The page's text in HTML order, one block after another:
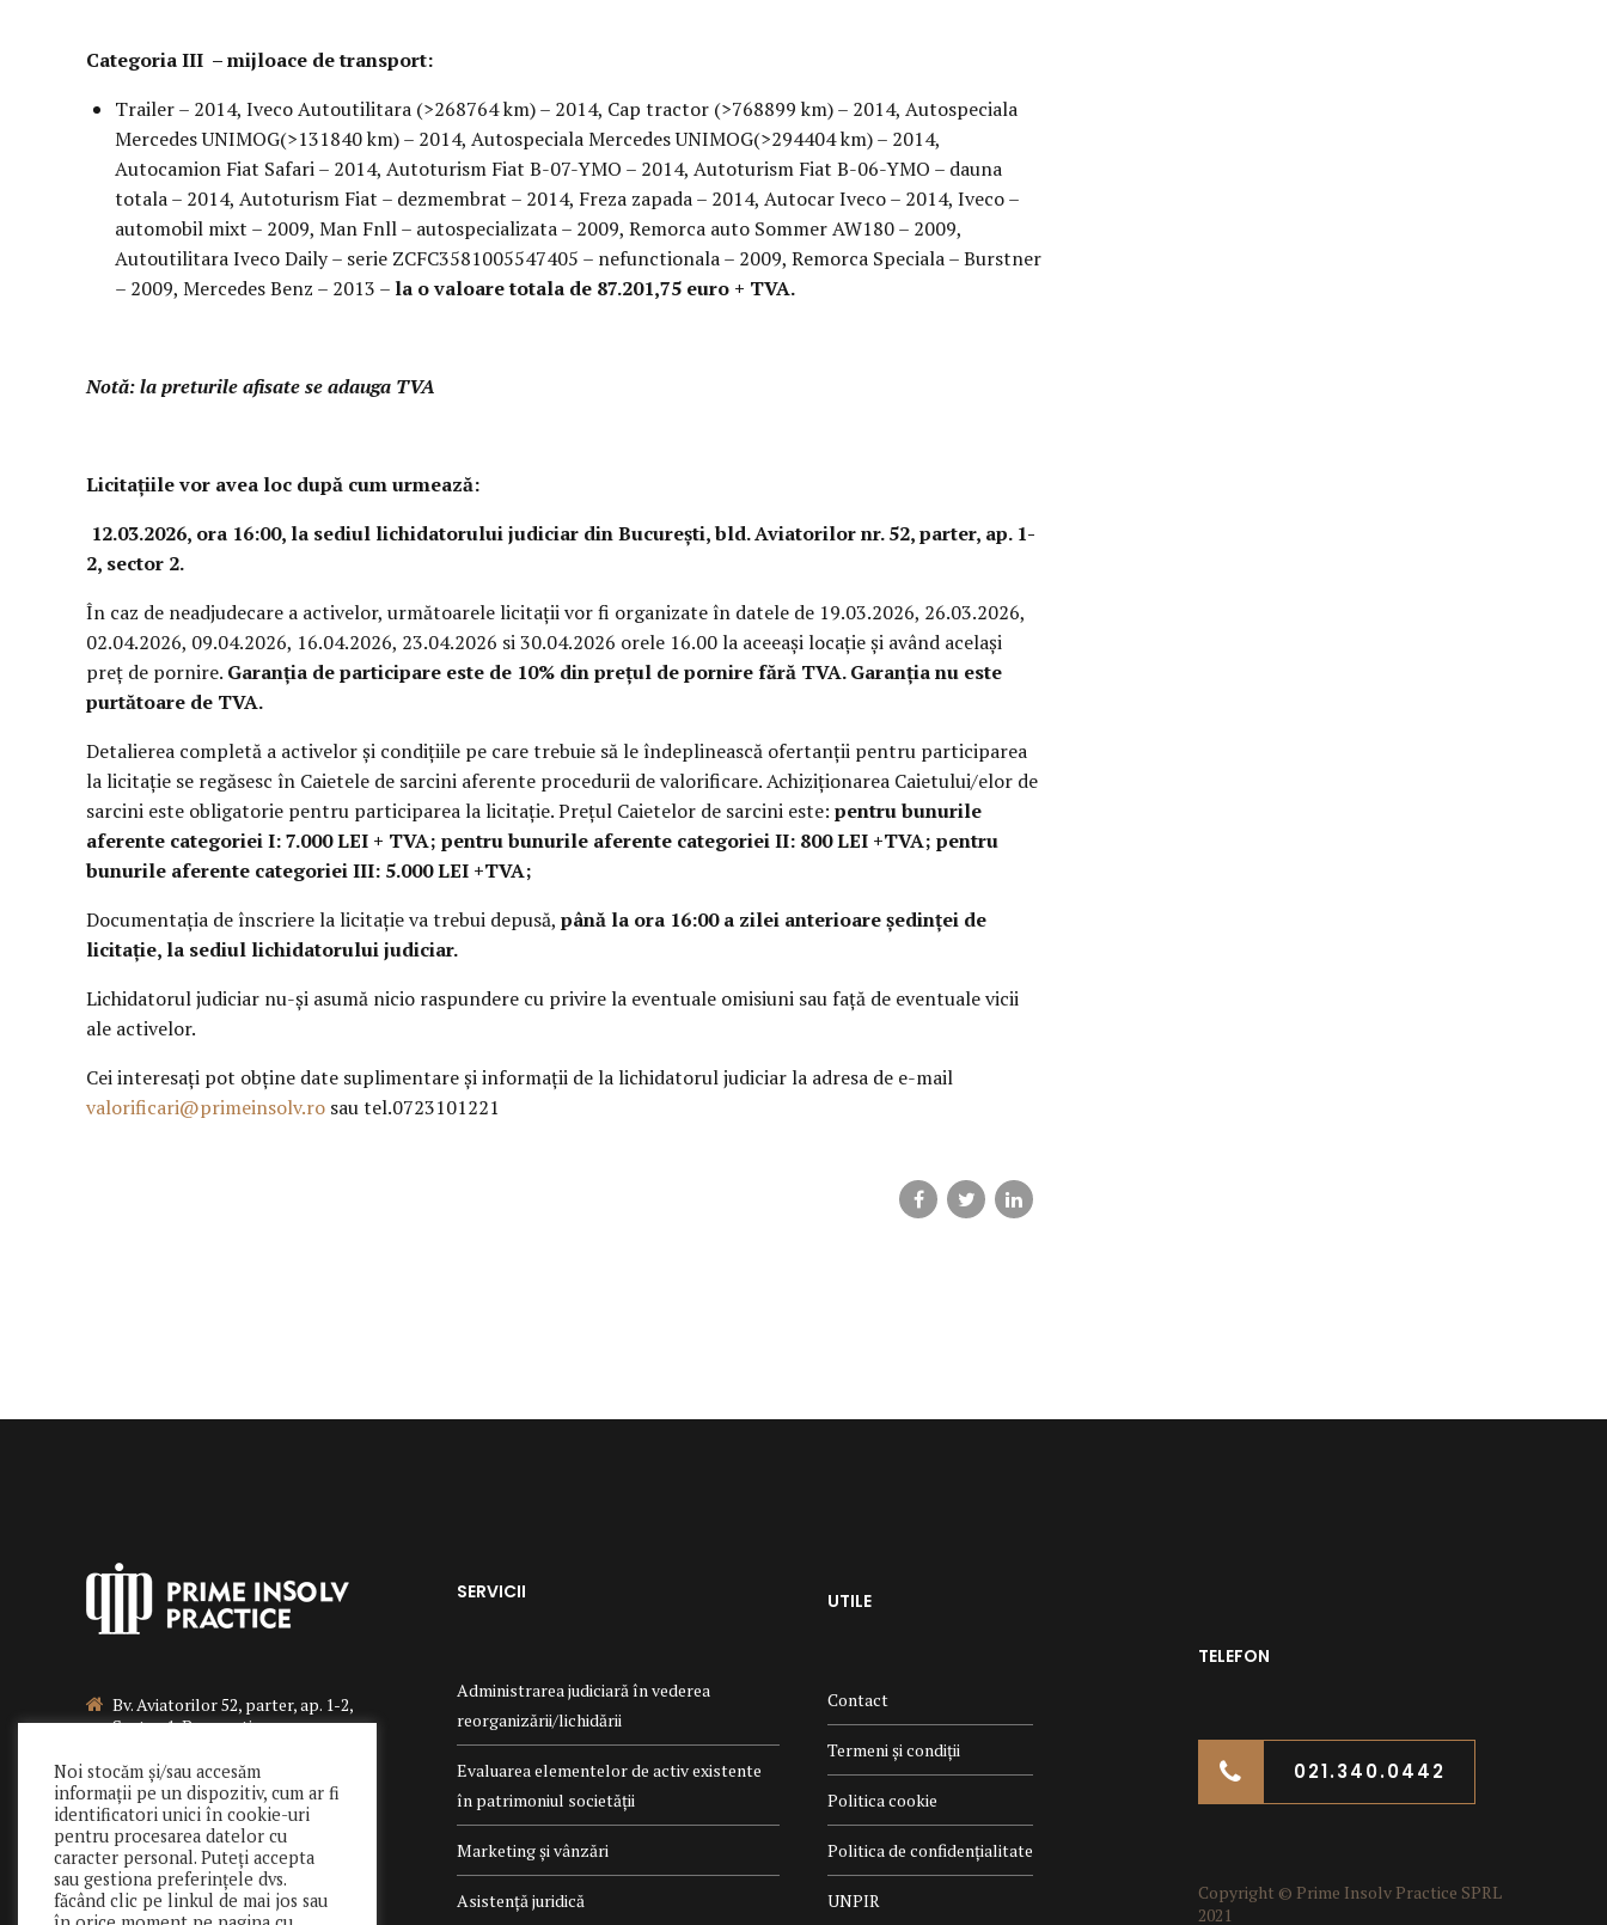
Categoria III – mijloace de transport:
Trailer – 2014, Iveco Autoutilitara (>268764 km) – 2014, Cap tractor (>768899 km) – 2014, Autospeciala
Mercedes UNIMOG(>131840 km) – 2014, Autospeciala Mercedes UNIMOG(>294404 km) – 2014,
Autocamion Fiat Safari – 2014, Autoturism Fiat B-07-YMO – 2014, Autoturism Fiat B-06-YMO – dauna
totala – 2014, Autoturism Fiat – dezmembrat – 2014, Freza zapada – 2014, Autocar Iveco – 2014, Iveco –
automobil mixt – 2009, Man Fnll – autospecializata – 2009, Remorca auto Sommer AW180 – 2009,
Autoutilitara Iveco Daily – serie ZCFC3581005547405 – nefunctionala – 2009, Remorca Speciala – Burstner
– 2009, Mercedes Benz – 2013 – la o valoare totala de 87.201,75 euro + TVA.
Notă: la preturile afisate se adauga TVA
Licitațiile vor avea loc după cum urmează:
12.03.2026, ora 16:00, la sediul lichidatorului judiciar din București, bld. Aviatorilor nr. 52, parter, ap. 1-
2, sector 2.
În caz de neadjudecare a activelor, următoarele licitaţii vor fi organizate în datele de 19.03.2026, 26.03.2026,
02.04.2026, 09.04.2026, 16.04.2026, 23.04.2026 si 30.04.2026 orele 16.00 la aceeași locație și având acelaşi
preţ de pornire. Garanția de participare este de 10% din prețul de pornire fără TVA. Garanția nu este
purtătoare de TVA.
Detalierea completă a activelor şi condiţiile pe care trebuie să le îndeplinească ofertanţii pentru participarea
la licitaţie se regăsesc în Caietele de sarcini aferente procedurii de valorificare. Achiziţionarea Caietului/elor de
sarcini este obligatorie pentru participarea la licitație. Preţul Caietelor de sarcini este: pentru bunurile
aferente categoriei I: 7.000 LEI + TVA; pentru bunurile aferente categoriei II: 800 LEI +TVA; pentru
bunurile aferente categoriei III: 5.000 LEI +TVA;
Documentaţia de înscriere la licitaţie va trebui depusă, până la ora 16:00 a zilei anterioare ședinței de
licitație, la sediul lichidatorului judiciar.
Lichidatorul judiciar nu-şi asumă nicio raspundere cu privire la eventuale omisiuni sau faţă de eventuale vicii
ale activelor.
Cei interesaţi pot obţine date suplimentare şi informaţii de la lichidatorul judiciar la adresa de e-mail
valorificari@primeinsolv.ro sau tel.0723101221
Bv. Aviatorilor 52, parter, ap. 1-2,
Sector 1, Bucuresti
021 340 0442
office@primeinsolv.ro
Follow us:
SERVICII
Administrarea judiciară în vederea
reorganizării/lichidării
Evaluarea elementelor de activ existente
în patrimoniul societății
Marketing și vânzări
Asistență juridică
UTILE
Contact
Termeni și condiții
Politica cookie
Politica de confidențialitate
UNPIR
TELEFON
021.340.0442
Copyright © Prime Insolv Practice SPRL
2021
Noi stocăm și/sau accesăm
informații pe un dispozitiv, cum ar fi
identificatori unici în cookie-uri
pentru procesarea datelor cu
caracter personal. Puteți accepta
sau gestiona preferințele dvs.
făcând clic pe linkul de mai jos sau